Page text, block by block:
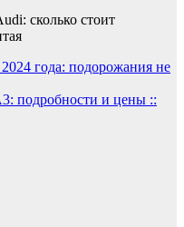
сколько стоит
года: подорожания не
подробности и цены ::